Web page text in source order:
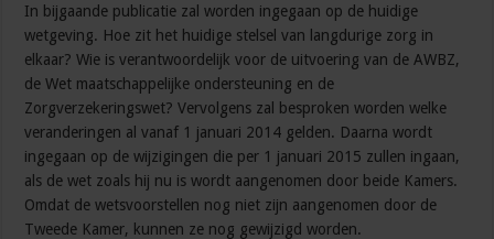
In bijgaande publicatie zal worden ingegaan op de huidige
wetgeving. Hoe zit het huidige stelsel van langdurige zorg in
elkaar? Wie is verantwoordelijk voor de uitvoering van de AWBZ,
de Wet maatschappelijke ondersteuning en de
Zorgverzekeringswet? Vervolgens zal besproken worden welke
veranderingen al vanaf 1 januari 2014 gelden. Daarna wordt
ingegaan op de wijzigingen die per 1 januari 2015 zullen ingaan,
als de wet zoals hij nu is wordt aangenomen door beide Kamers.
Omdat de wetsvoorstellen nog niet zijn aangenomen door de
Tweede Kamer, kunnen ze nog gewijzigd worden.